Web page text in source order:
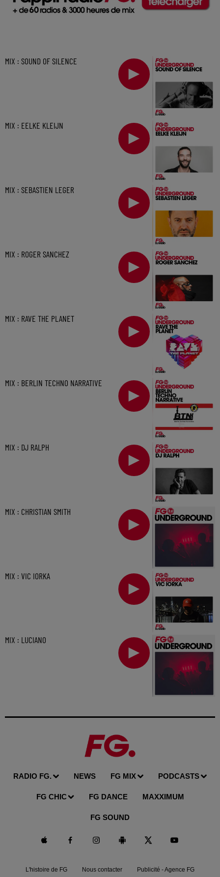
MIX : SOUND OF SILENCE
MIX : EELKE KLEIJN
MIX : SEBASTIEN LEGER
MIX : ROGER SANCHEZ
MIX : RAVE THE PLANET
MIX : BERLIN TECHNO NARRATIVE
MIX : DJ RALPH
MIX : CHRISTIAN SMITH
MIX : VIC IORKA
MIX : LUCIANO
RADIO FG. NEWS FG MIX PODCASTS
FG CHIC FG DANCE MAXXIMUM
FG SOUND
L'histoire de FG Nous contacter Publicité - Agence FG